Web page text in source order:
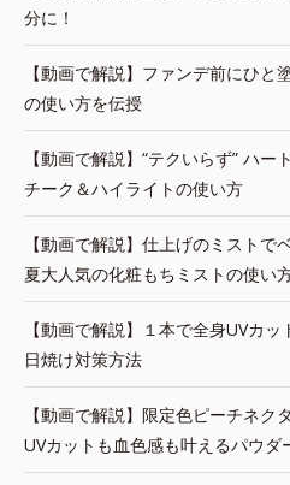
分に！
【動画で解説】ファンデ前にひ
の使い方を伝授
【動画で解説】“テクいらず” ハー
チーク＆ハイライトの使い方
【動画で解説】仕上げのミスト
夏大人気の化粧もちミストの使い
【動画で解説】１本で全身UVカ
日焼け対策方法
【動画で解説】限定色ピーチネク
UVカットも血色感も叶えるパウダ